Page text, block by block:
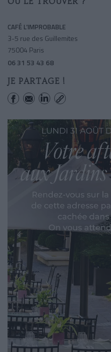
CAFÉ L’IMPROBABLE
3-5 rue des Guillemites
75004 Paris
06 31 53 43 68
JE PARTAGE !